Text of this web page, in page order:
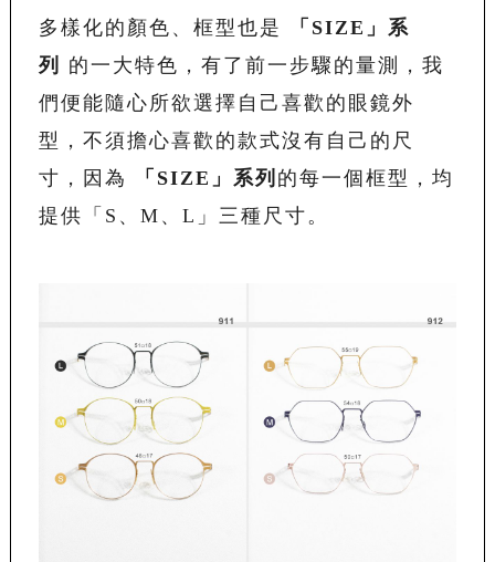
多樣化的顏色、框型也是 「 SIZE 」系
列
的一大特色，有了前一步驟的量測，我
們便能隨心所欲選擇自己喜歡的眼鏡外
型，不須擔心喜歡的款式沒有自己的尺
寸，因為
「 SIZE 」系列 的每一個框型，均
提供「S、M、L」三種尺寸。